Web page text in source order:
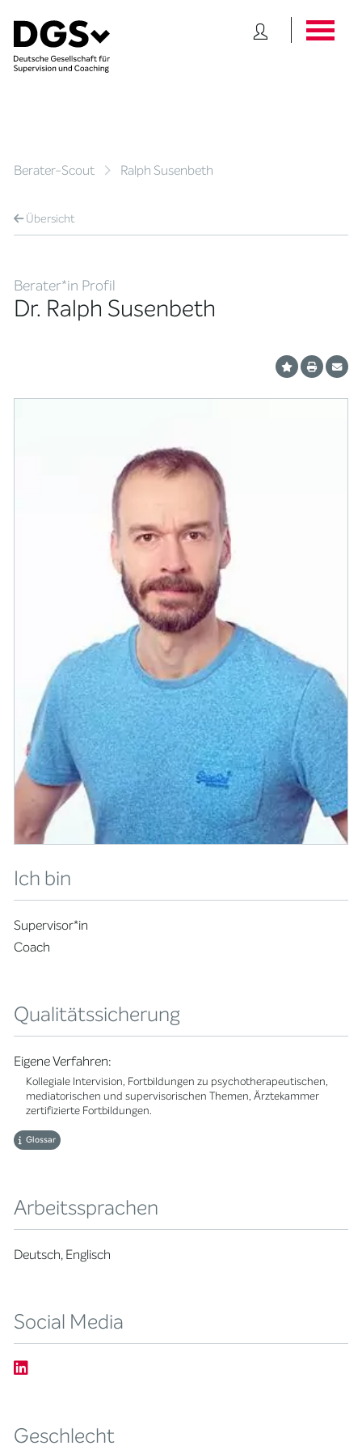
Berater-Scout Ralph Susenbeth
Übersicht
Berater*in Profil
Dr. Ralph Susenbeth
Ich bin
Supervisor*in
Coach
Qualitätssicherung
Eigene Verfahren:
Kollegiale Intervision, Fortbildungen zu psychotherapeutischen,
mediatorischen und supervisorischen Themen, Ärztekammer
zertifizierte Fortbildungen.
Glossar
Arbeitssprachen
Deutsch, Englisch
Social Media
Geschlecht